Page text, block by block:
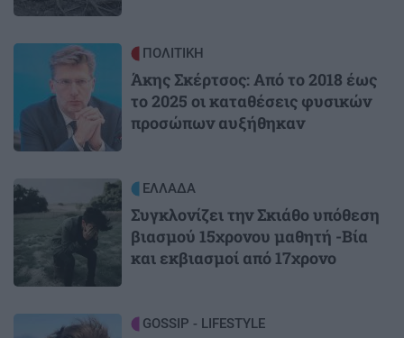
ΠΟΛΙΤΙΚΗ
Άκης Σκέρτσος: Από το 2018 έως
το 2025 οι καταθέσεις φυσικών
προσώπων αυξήθηκαν
Image ΕΛΛΑΔΑ
Συγκλονίζει την Σκιάθο υπόθεση
βιασμού 15χρονου μαθητή -Βία
και εκβιασμοί από 17χρονο
GOSSIP - LIFESTYLE